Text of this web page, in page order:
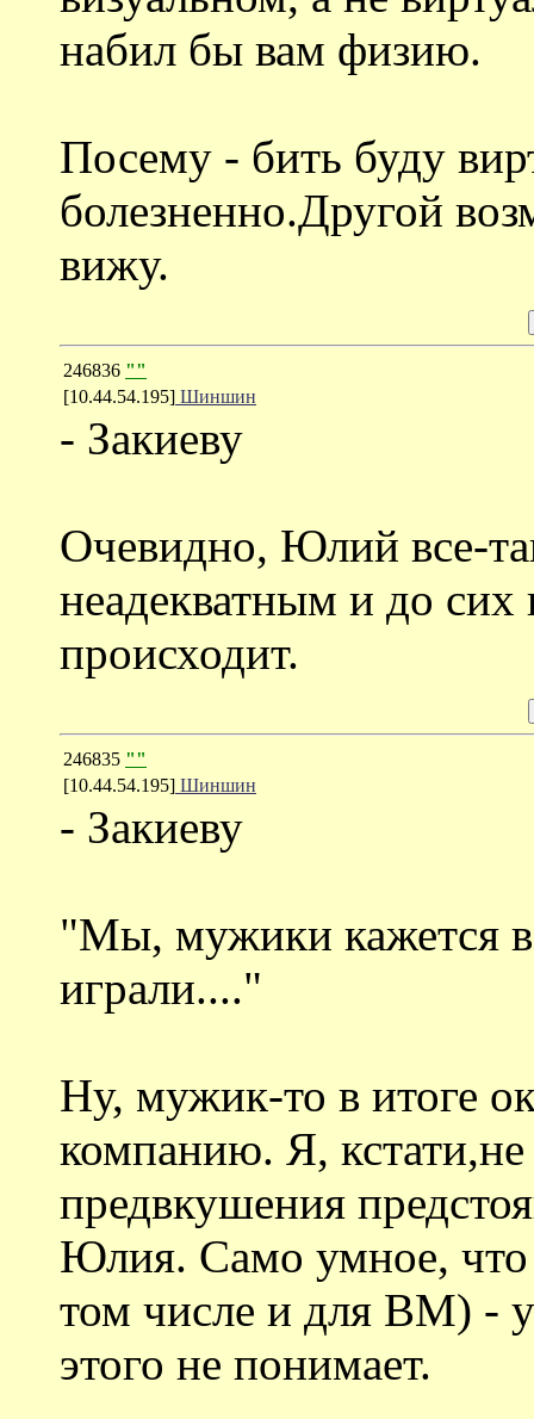
набил бы вам физию.
Посему - бить буду
болезненно.Другой
вижу.
246836 ""
[10.44.54.195] Шиншин
- Закиеву
Очевидно, Юлий все-
неадекватным и до сих
происходит.
246835 ""
[10.44.54.195] Шиншин
- Закиеву
"Мы, мужики кажется в
играли...."
Ну, мужик-то в итоге
компанию. Я,
предвкушения
Юлия. Само умное, что
том числе и для ВМ) -
этого не понимает.